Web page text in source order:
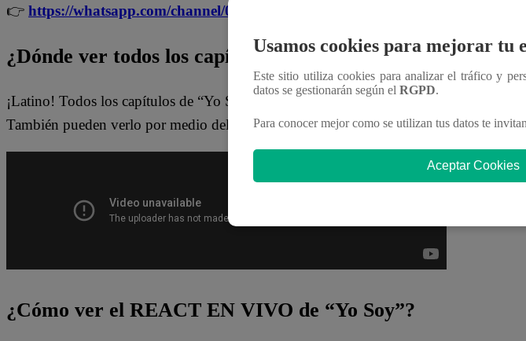
👉 https://whatsapp.com/channel/0029Va4WPy1FMqraDNgjzM3Q
¿Dónde ver todos los capítulos de “Yo Soy”?
¡Latino! Todos los capítulos de “Yo Soy” están disponibles en nuestro canal de
También pueden verlo por medio del
Latina.pe en ESTE enlace.
¿Cómo ver el REACT EN VIVO de “Yo Soy”?
Usamos cookies para mejorar tu
Este sitio utiliza cookies para analizar el tráfico y
datos se gestionarán según el RGPD.
Para conocer mejor como se utilizan tus datos te
Aceptar Cookies